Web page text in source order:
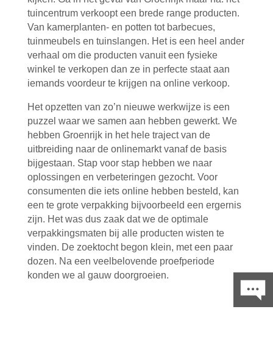
tuincentrum verkoopt een brede range producten.
Van kamerplanten- en potten tot barbecues,
tuinmeubels en tuinslangen. Het is een heel ander
verhaal om die producten vanuit een fysieke
winkel te verkopen dan ze in perfecte staat aan
iemands voordeur te krijgen na online verkoop.
Het opzetten van zo’n nieuwe werkwijze is een
puzzel waar we samen aan hebben gewerkt. We
hebben Groenrijk in het hele traject van de
uitbreiding naar de onlinemarkt vanaf de basis
bijgestaan. Stap voor stap hebben we naar
oplossingen en verbeteringen gezocht. Voor
consumenten die iets online hebben besteld, kan
een te grote verpakking bijvoorbeeld een ergernis
zijn. Het was dus zaak dat we de optimale
verpakkingsmaten bij alle producten wisten te
vinden. De zoektocht begon klein, met een paar
dozen. Na een veelbelovende proefperiode
konden we al gauw doorgroeien.